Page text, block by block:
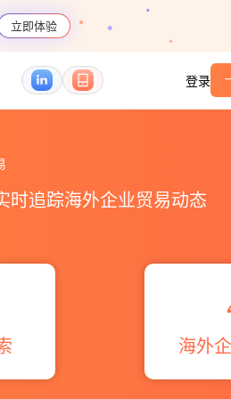
立即体验
登录
时追踪海外企业贸易动态
海外